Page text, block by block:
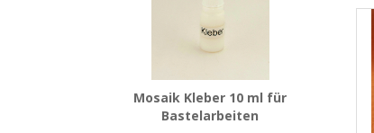
Mosaik Kleber 10 ml für
Bastelarbeiten